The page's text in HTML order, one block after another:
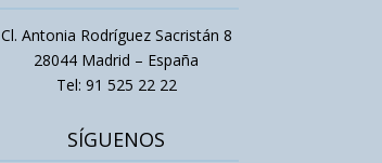
Cl. Antonia Rodríguez Sacristán 8
28044 Madrid – España
Tel: 91 525 22 22
SÍGUENOS